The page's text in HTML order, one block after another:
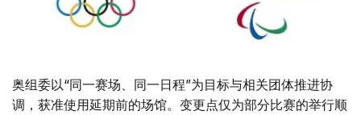
奥组委以“同一赛场、同一日程”为目标与相关团体推进协
调，获准使用延期前的场馆。变更点仅为部分比赛的举行顺